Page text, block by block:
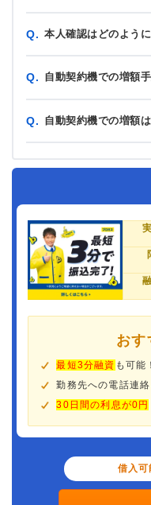
Q. 本人確認はどのよう
Q. 自動契約機での増額
Q. 自動契約機での増額
おす
最短3分融資 も可能！
勤務先への電話連
30日間の利息が0円
借入